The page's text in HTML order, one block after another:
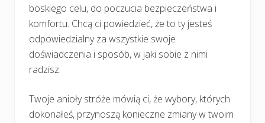
boskiego celu, do poczucia bezpieczeństwa i
komfortu. Chcą ci powiedzieć, że to ty jesteś
odpowiedzialny za wszystkie swoje
doświadczenia i sposób, w jaki sobie z nimi
radzisz.
Twoje anioły stróże mówią ci, że wybory, których
dokonałeś, przynoszą konieczne zmiany w twoim